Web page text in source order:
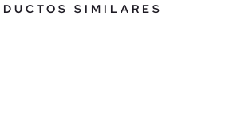
SIMILARES